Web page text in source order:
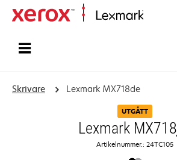
Skrivare Lexmark MX718de
UTGÅTT
Lexmark MX718
Artikelnummer.: 24TC105